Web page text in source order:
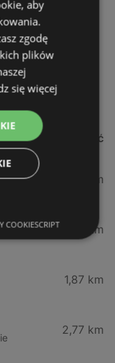
ODLEGŁOŚĆ
0,23 km
0,84 km
1,87 km
2,77 km
aby
zgodę
plików
się więcej
COOKIESCRIPT